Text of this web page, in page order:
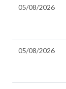
05/08/2026
05/08/2026